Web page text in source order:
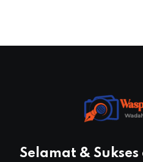
Selamat &